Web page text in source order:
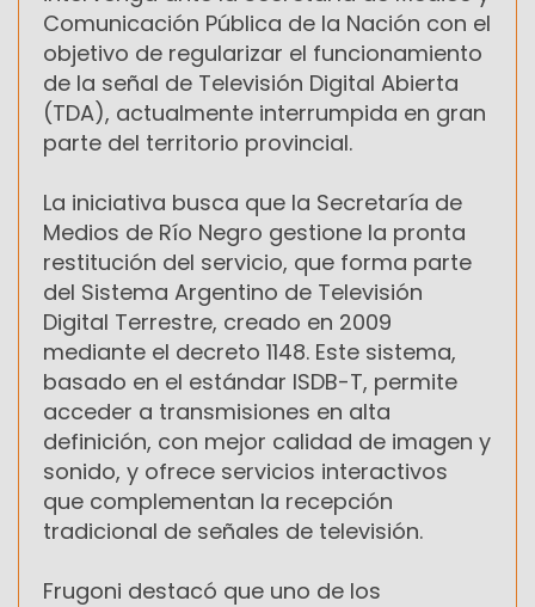
Comunicación Pública de la Nación con el
objetivo de regularizar el funcionamiento
de la señal de Televisión Digital Abierta
(TDA), actualmente interrumpida en gran
parte del territorio provincial.
La iniciativa busca que la Secretaría de
Medios de Río Negro gestione la pronta
restitución del servicio, que forma parte
del Sistema Argentino de Televisión
Digital Terrestre, creado en 2009
mediante el decreto 1148. Este sistema,
basado en el estándar ISDB-T, permite
acceder a transmisiones en alta
definición, con mejor calidad de imagen y
sonido, y ofrece servicios interactivos
que complementan la recepción
tradicional de señales de televisión.
Frugoni destacó que uno de los